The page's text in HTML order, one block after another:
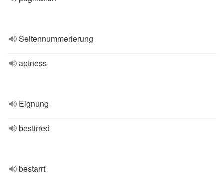
Seitennummerierung
aptness
Eignung
bestirred
bestarrt